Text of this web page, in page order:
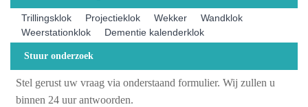
Trillingsklok Projectieklok Wekker
Wandklok
Weerstationklok
Dementie kalenderklok
Stuur onderzoek
Stel gerust uw vraag via onderstaand formulier. Wij zullen u
binnen 24 uur antwoorden.